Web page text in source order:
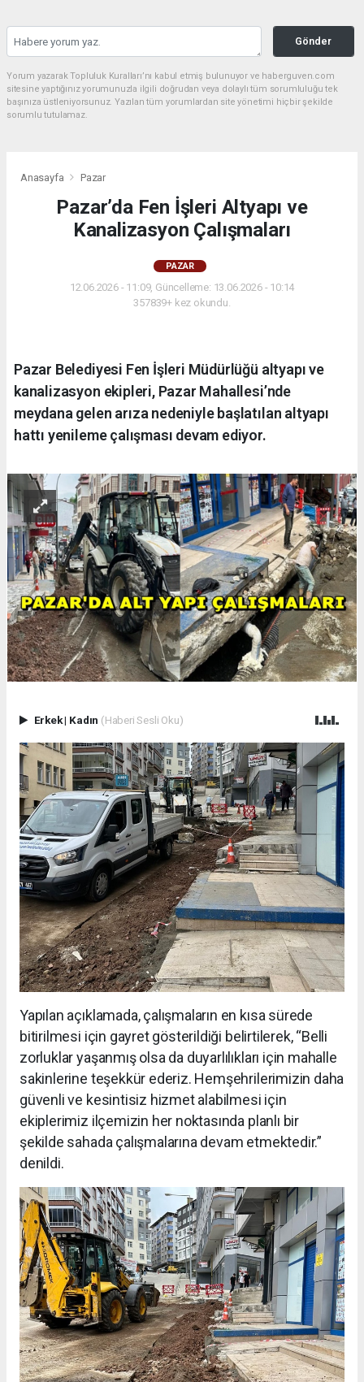
Gönder
Yorum yazarak Topluluk Kuralları’nı kabul etmiş bulunuyor ve haberguven.com
sitesine yaptığınız yorumunuzla ilgili doğrudan veya dolaylı tüm sorumluluğu tek
başınıza üstleniyorsunuz. Yazılan tüm yorumlardan site yönetimi hiçbir şekilde
sorumlu tutulamaz.
Anasayfa Pazar
Pazar’da Fen İşleri Altyapı ve
Kanalizasyon Çalışmaları
PAZAR
12.06.2026 - 11:09, Güncelleme: 13.06.2026 - 10:14
357839+ kez okundu.
Pazar Belediyesi Fen İşleri Müdürlüğü altyapı ve
kanalizasyon ekipleri, Pazar Mahallesi’nde
meydana gelen arıza nedeniyle başlatılan altyapı
hattı yenileme çalışması devam ediyor.
Erkek| Kadın (Haberi Sesli Oku)
Yapılan açıklamada, çalışmaların en kısa sürede
bitirilmesi için gayret gösterildiği belirtilerek, “Belli
zorluklar yaşanmış olsa da duyarlılıkları için mahalle
sakinlerine teşekkür ederiz. Hemşehrilerimizin daha
güvenli ve kesintisiz hizmet alabilmesi için
ekiplerimiz ilçemizin her noktasında planlı bir
şekilde sahada çalışmalarına devam etmektedir.”
denildi.